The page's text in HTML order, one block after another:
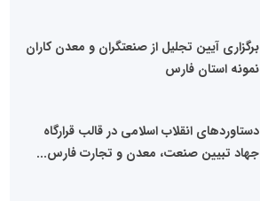
برگزاری آیین تجلیل از صنعتگران و معدن کاران
نمونه استان فارس
دستاوردهای انقلاب اسلامی در قالب قرارگاه
جهاد تبیین صنعت، معدن و تجارت فارس...